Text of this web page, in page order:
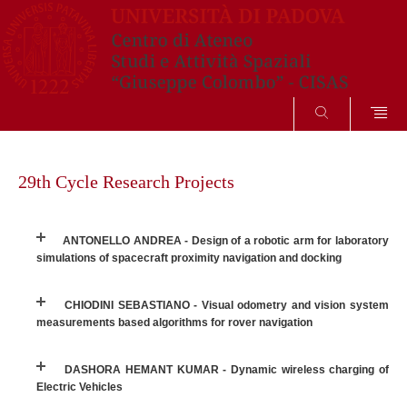
SEARCH
content29th Cycle Research Projects
ANTONELLO ANDREA - Design of a robotic arm for laboratory
simulations of spacecraft proximity navigation and docking
CHIODINI SEBASTIANO - Visual odometry and vision system
measurements based algorithms for rover navigation
DASHORA HEMANT KUMAR - Dynamic wireless charging of
Electric Vehicles